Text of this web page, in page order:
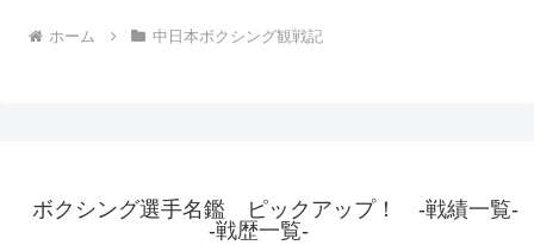
ホーム 中日本ボクシング観戦記
ボクシング選手名鑑 ピックアップ！ -戦績一覧-
-戦歴一覧-